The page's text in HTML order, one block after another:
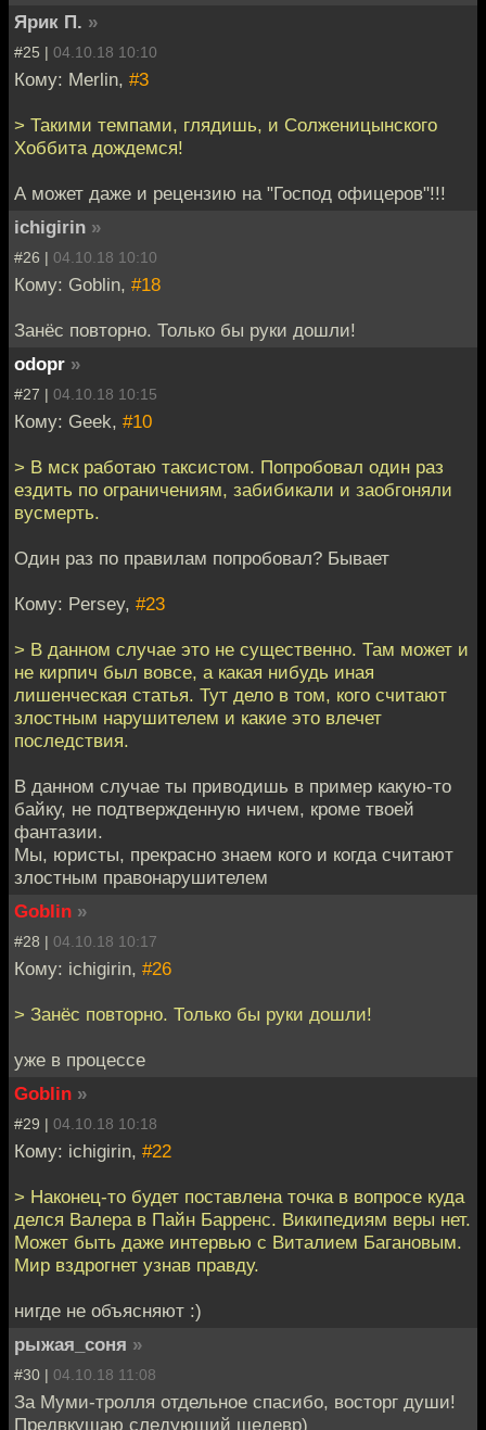
Ярик П. »
#25 | 04.10.18 10:10
Кому: Merlin, #3
> Такими темпами, глядишь, и Солженицынского
Хоббита дождемся!
А может даже и рецензию на "Господ офицеров"!!!
ichigirin »
#26 | 04.10.18 10:10
Кому: Goblin, #18
Занёс повторно. Только бы руки дошли!
odopr »
#27 | 04.10.18 10:15
Кому: Geek, #10
> В мск работаю таксистом. Попробовал один раз
ездить по ограничениям, забибикали и заобгоняли
вусмерть.
Один раз по правилам попробовал? Бывает
Кому: Persey, #23
> В данном случае это не существенно. Там может и
не кирпич был вовсе, а какая нибудь иная
лишенческая статья. Тут дело в том, кого считают
злостным нарушителем и какие это влечет
последствия.
В данном случае ты приводишь в пример какую-то
байку, не подтвержденную ничем, кроме твоей
фантазии.
Мы, юристы, прекрасно знаем кого и когда считают
злостным правонарушителем
Goblin »
#28 | 04.10.18 10:17
Кому: ichigirin, #26
> Занёс повторно. Только бы руки дошли!
уже в процессе
Goblin »
#29 | 04.10.18 10:18
Кому: ichigirin, #22
> Наконец-то будет поставлена точка в вопросе куда
делся Валера в Пайн Барренс. Википедиям веры нет.
Может быть даже интервью с Виталием Багановым.
Мир вздрогнет узнав правду.
нигде не объясняют :)
рыжая_соня »
#30 | 04.10.18 11:08
За Муми-тролля отдельное спасибо, восторг души!
Предвкушаю следующий шедевр)